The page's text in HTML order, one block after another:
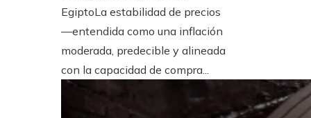
EgiptoLa estabilidad de precios
—entendida como una inflación
moderada, predecible y alineada
con la capacidad de compra...